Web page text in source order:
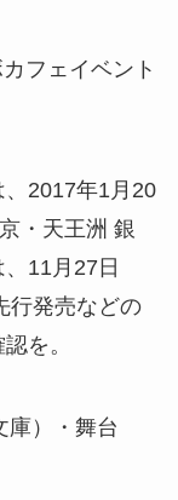
2017年1月20
・天王洲 銀
11月27日
行発売などの
を。
）・舞台